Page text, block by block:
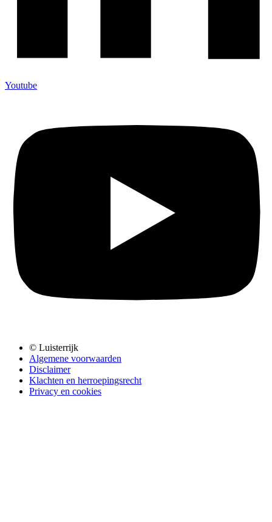
Youtube
© Luisterrijk
Algemene voorwaarden
Disclaimer
Klachten en herroepingsrecht
Privacy en cookies